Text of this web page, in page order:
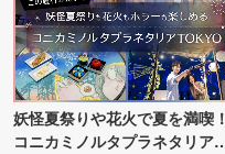
妖怪夏祭りや花火で夏を満喫！
コニカミノルタプラネタリア